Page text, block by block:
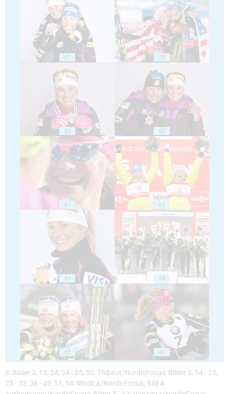
57 58
59 60
61 62
63 64
65 66
© Bilder 2, 13, 24, 34 - 35, 50: Thibaut/NordicFocus; Bilder 3, 14 - 23,
25 - 33, 36 - 49, 51, 54: Modica/NordicFocus; Bild 4: